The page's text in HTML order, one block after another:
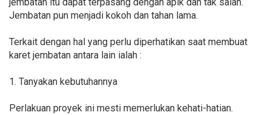
Jembatan pun menjadi kokoh dan tahan lama.
Terkait dengan hal yang perlu diperhatikan saat membuat
karet jembatan antara lain ialah :
1. Tanyakan kebutuhannya
Perlakuan proyek ini mesti memerlukan kehati-hatian.